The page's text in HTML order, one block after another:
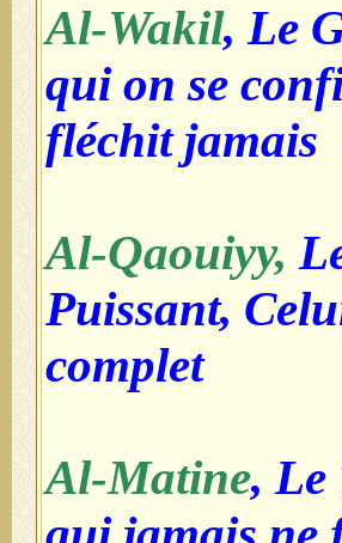
Al-Wakil, Le
qui on se
fléchit jamais
Al-Qaouiyy,
Puissant,
complet
Al-Matine, Le